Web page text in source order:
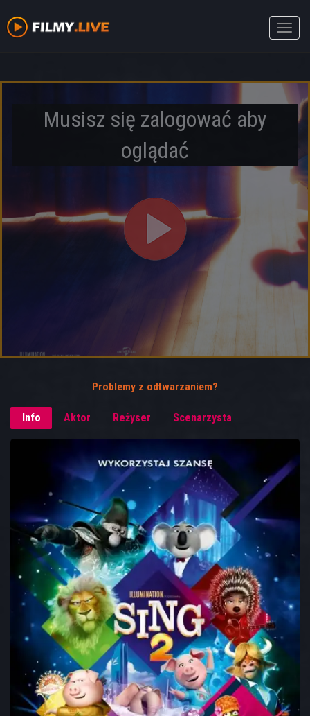
Toggle
Musisz się zalogować aby
oglądać
Problemy z odtwarzaniem?
Info Aktor Reżyser Scenarzysta